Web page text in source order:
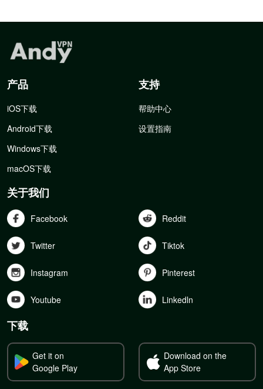
产品
iOS下载
Android下载
Windows下载
macOS下载
支持
帮助中心
设置指南
关于我们
Facebook Reddit
Twitter Tiktok
Instagram Pinterest
Youtube Linkedln
下载
Get it on
Google Play
Download on the
App Store